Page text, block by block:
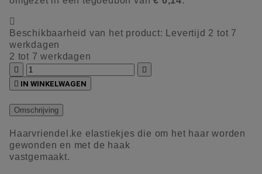

Beschikbaarheid van het product:
Levertijd 2 tot 7
werkdagen
2 tot 7 werkdagen


 IN WINKELWAGEN
Omschrijving
Haarvriendel.ke elastiekjes die om het haar worden
gewonden en met de haak
vastgemaakt.